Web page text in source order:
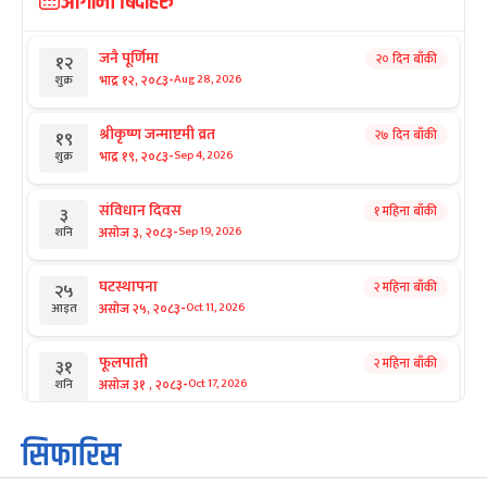
१२
शुक्र
जनै पूर्णिमा
भाद्र १२, २०८३-Aug 28, 2026
२० दिन बाँकी
१९
शुक्र
श्रीकृष्ण जन्माष्टमी व्रत
भाद्र १९, २०८३-Sep 4, 2026
२७ दिन बाँकी
३
शनि
संविधान दिवस
असोज ३, २०८३-Sep 19, 2026
१ महिना बाँकी
२५
आइत
घटस्थापना
असोज २५, २०८३-Oct 11, 2026
२ महिना बाँकी
३१
शनि
फूलपाती
असोज ३१ , २०८३-Oct 17, 2026
२ महिना बाँकी
१
आइत
कार्तिक सङ्क्रान्ति
कार्तिक १, २०८३
सिफारिस